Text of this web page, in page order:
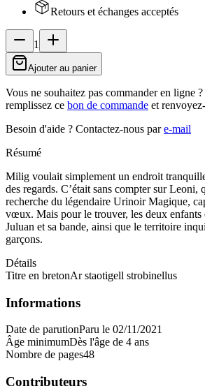
Retours et échanges acceptés
1
Ajouter au panier
Vous ne souhaitez pas commander en ligne
remplissez ce bon de commande et
Besoin d'aide ? Contactez-nous pare-mail
Résumé
Milig voulait simplement un endroit
des regards. C’était sans compter sur Leoni,
recherche du légendaire Urinoir Magique,
vœux. Mais pour le trouver, les deux enfants
Juluan et sa bande, ainsi que le territoire
garçons.
Détails
Titre en bretonAr staotigell strobinellus
Informations
Date de parutionParu le 02/11/2021
Âge minimumDès l'âge de 4 ans
Nombre de pages48
Contributeurs